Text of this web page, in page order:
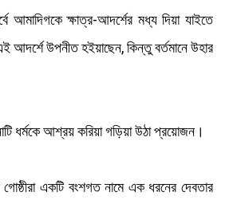
আমাদিগকে ক্ষাত্র-আদর্শের মধ্য দিয়া যাইতে
আদর্শে উপনীত হইয়াছেন, কিন্তু বর্তমানে উহার
ধর্মকে আশ্রয় করিয়া গড়িয়া উঠা প্রয়োজন।
একটি বংশগত নামে এক ধরনের দেবতার